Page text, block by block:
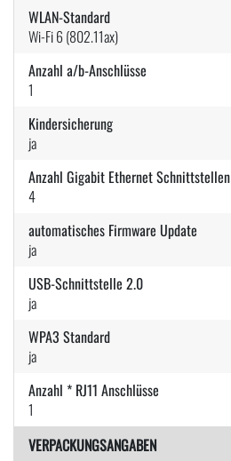
WLAN-Standard
Wi-Fi 6 (802.11ax)
Anzahl a/b-Anschlüsse
1
Kindersicherung
ja
Anzahl Gigabit Ethernet Schnittstellen
4
automatisches Firmware Update
ja
USB-Schnittstelle 2.0
ja
WPA3 Standard
ja
Anzahl * RJ11 Anschlüsse
1
VERPACKUNGSANGABEN